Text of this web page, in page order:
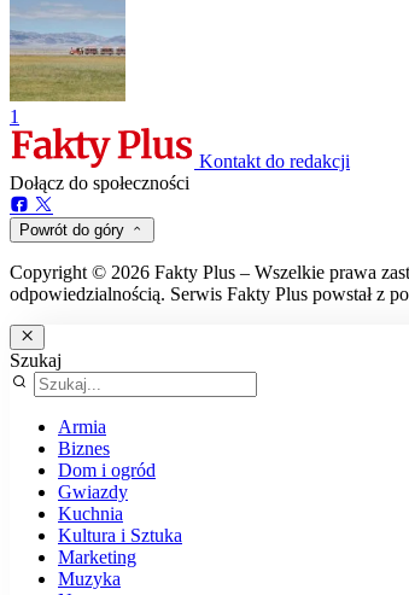
1
Kontakt do redakcji
Dołącz do społeczności
Powrót do góry
Copyright © 2026 Fakty Plus – Wszelkie prawa
odpowiedzialnością. Serwis Fakty Plus powstał z
Szukaj
Armia
Biznes
Dom i ogród
Gwiazdy
Kuchnia
Kultura i Sztuka
Marketing
Muzyka